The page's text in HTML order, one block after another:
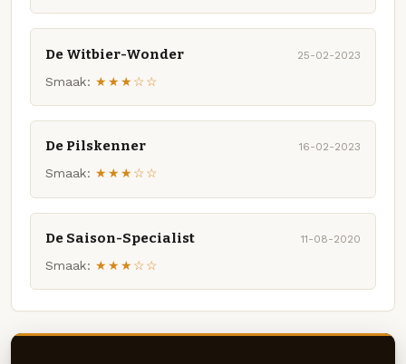
De Witbier-Wonder 25-02-2023
Smaak: ★★★☆☆
De Pilskenner 16-02-2023
Smaak: ★★★☆☆
De Saison-Specialist 11-08-2020
Smaak: ★★★☆☆